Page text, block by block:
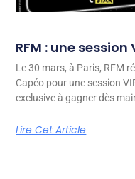
RFM : une session
Le 30 mars, à Paris, RFM
Capéo pour une session
exclusive à gagner dès
Lire Cet Article